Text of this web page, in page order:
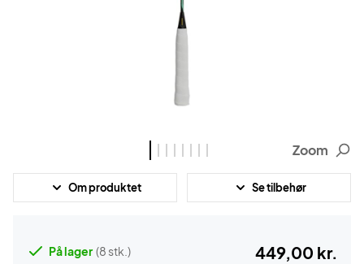
Zoom
Om produktet Se tilbehør
På lager (8 stk.)
449,00 kr.